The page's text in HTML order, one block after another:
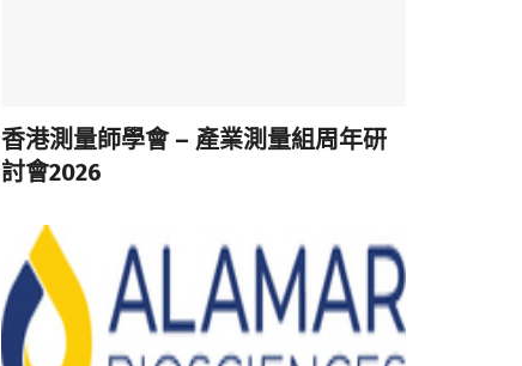
香港測量師學會 – 產業測量組周年研
討會2026